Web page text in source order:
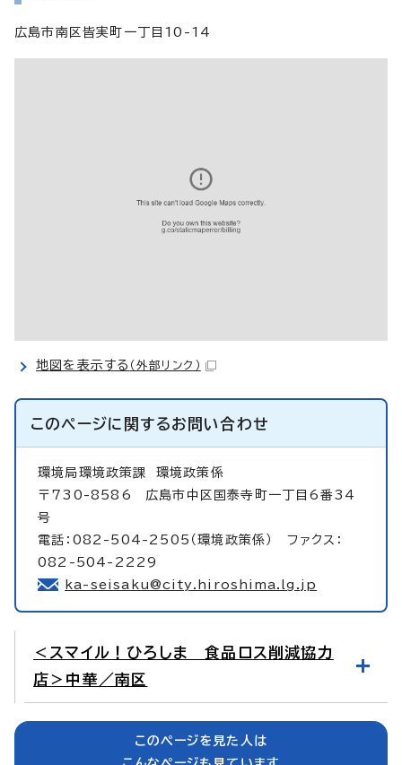
広島市南区皆実町一丁目10-14
地図を表示する （外部リンク）
このページに関するお問い合わせ
環境局環境政策課 環境政策係
〒730-8586 広島市中区国泰寺町一丁目6番34
号
電話：082-504-2505（環境政策係） ファクス：
082-504-2229
ka-seisaku@city.hiroshima.lg.jp
＜スマイル！ひろしま 食品ロス削減協力
店＞中華／南区
このページを見た人は